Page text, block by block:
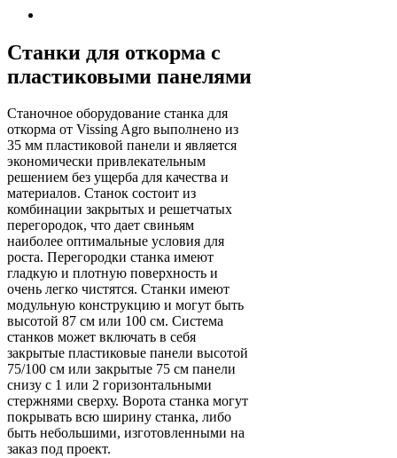
Станки для откорма с
пластиковыми панелями
Станочное оборудование станка для
откорма от Vissing Agro выполнено из
35 мм пластиковой панели и является
экономически привлекательным
решением без ущерба для качества и
материалов. Станок состоит из
комбинации закрытых и решетчатых
перегородок, что дает свиньям
наиболее оптимальные условия для
роста. Перегородки станка имеют
гладкую и плотную поверхность и
очень легко чистятся. Станки имеют
модульную конструкцию и могут быть
высотой 87 см или 100 см. Система
станков может включать в себя
закрытые пластиковые панели высотой
75/100 см или закрытые 75 см панели
снизу с 1 или 2 горизонтальными
стержнями сверху. Ворота станка могут
покрывать всю ширину станка, либо
быть небольшими, изготовленными на
заказ под проект.